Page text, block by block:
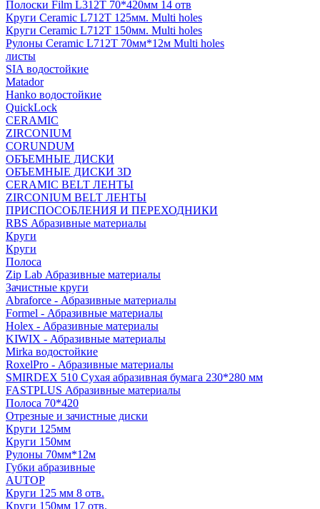
Полоски Film L312T 70*420мм 14 отв
Круги Ceramic L712T 125мм. Multi holes
Круги Ceramic L712T 150мм. Multi holes
Рулоны Ceramic L712T 70мм*12м Multi holes
листы
SIA водостойкие
Matador
Hanko водостойкие
QuickLock
CERAMIC
ZIRCONIUM
СORUNDUM
ОБЪЕМНЫЕ ДИСКИ
ОБЪЕМНЫЕ ДИСКИ 3D
CERAMIC BELT ЛЕНТЫ
ZIRCONIUM BELT ЛЕНТЫ
ПРИСПОСОБЛЕНИЯ И ПЕРЕХОДНИКИ
RBS Абразивные материалы
Круги
Круги
Полоса
Zip Lab Абразивные материалы
Зачистные круги
Abraforce - Абразивные материалы
Formel - Абразивные материалы
Holex - Абразивные материалы
KIWIX - Абразивные материалы
Mirka водостойкие
RoxelPro - Абразивные материалы
SMIRDEX 510 Сухая абразивная бумага 230*280 мм
FASTPLUS Абразивные материалы
Полоса 70*420
Отрезные и зачистные диски
Круги 125мм
Круги 150мм
Рулоны 70мм*12м
Губки абразивные
AUTOP
Круги 125 мм 8 отв.
Круги 150мм 17 отв.